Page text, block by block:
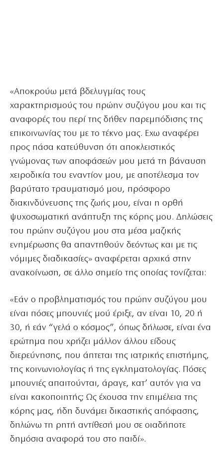
«Αποκρούω μετά βδελυγμίας τους
χαρακτηρισμούς του πρώην συζύγου μου και τις
αναφορές του περί της δήθεν παρεμπόδισης της
επικοινωνίας του με το τέκνο μας. Εχω αναφέρει
προς πάσα κατεύθυνση ότι αποκλειστικός
γνώμονας των αποφάσεών μου μετά τη βάναυση
χειροδικία του εναντίον μου, με αποτέλεσμα τον
βαρύτατο τραυματισμό μου, πρόσφορο
διακινδύνευσης της ζωής μου, είναι η ορθή
ψυχοσωματική ανάπτυξη της κόρης μου. Δηλώσεις
του πρώην συζύγου μου στα μέσα μαζικής
ενημέρωσης θα απαντηθούν δεόντως και με τις
νόμιμες διαδικασίες» αναφέρεται αρχικά στην
ανακοίνωση, σε άλλο σημείο της οποίας τονίζεται:
«Εάν ο προβληματισμός του πρώην συζύγου μου
είναι πόσες μπουνιές μού έριξε, αν είναι 10, 20 ή
30, ή εάν “γελά ο κόσμος”, όπως δήλωσε, είναι ένα
ερώτημα που χρήζει μάλλον άλλου είδους
διερεύνησης, που άπτεται της ιατρικής επιστήμης,
της κοινωνιολογίας ή της εγκληματολογίας. Πόσες
μπουνιές απαιτούνται, άραγε, κατ’ αυτόν για να
είναι κακοποιητής; Ως έχουσα την επιμέλεια της
κόρης μας, ήδη δυνάμει δικαστικής απόφασης,
δηλώνω τη ρητή αντίθεσή μου σε οιαδήποτε
δημόσια αναφορά του στο παιδί».